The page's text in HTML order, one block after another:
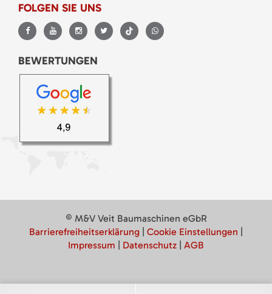
FOLGEN SIE UNS
BEWERTUNGEN
© M&V Veit Baumaschinen eGbR
Barrierefreiheitserklärung
Cookie Einstellungen
Impressum
Datenschutz AGB